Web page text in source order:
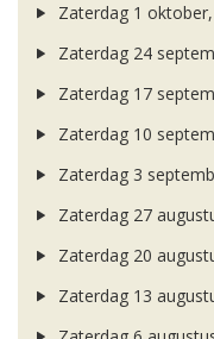
Zaterdag 1
Zaterdag 24
Zaterdag 17
Zaterdag 10
Zaterdag 3
Zaterdag 27
Zaterdag 20
Zaterdag 13